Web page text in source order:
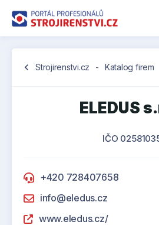
chevron_left Strojirenstvi.cz - Katalog firem
ELEDUS
IČO
+420 728407658
info@eledus.cz
www.eledus.cz/